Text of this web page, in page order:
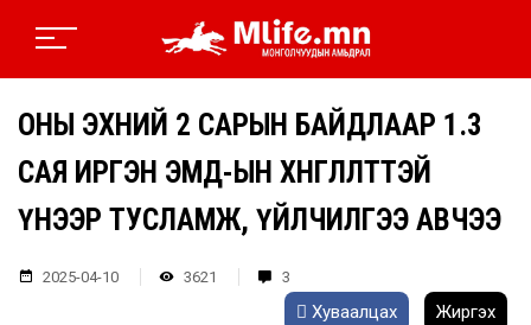
ОНЫ ЭХНИЙ 2 САРЫН БАЙДЛААР 1.3
САЯ ИРГЭН ЭМД-ЫН ХӨНГӨЛӨЛТТЭЙ
ҮНЭЭР ТУСЛАМЖ, ҮЙЛЧИЛГЭЭ АВЧЭЭ
2025-04-10 3621 3
Хуваалцах Жиргэх